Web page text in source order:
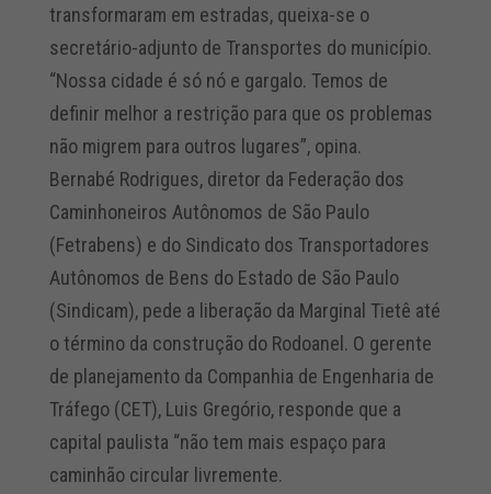
transformaram em estradas, queixa-se o
secretário-adjunto de Transportes do município.
“Nossa cidade é só nó e gargalo. Temos de
definir melhor a restrição para que os problemas
não migrem para outros lugares”, opina.
Bernabé Rodrigues, diretor da Federação dos
Caminhoneiros Autônomos de São Paulo
(Fetrabens) e do Sindicato dos Transportadores
Autônomos de Bens do Estado de São Paulo
(Sindicam), pede a liberação da Marginal Tietê até
o término da construção do Rodoanel. O gerente
de planejamento da Companhia de Engenharia de
Tráfego (CET), Luis Gregório, responde que a
capital paulista “não tem mais espaço para
caminhão circular livremente.